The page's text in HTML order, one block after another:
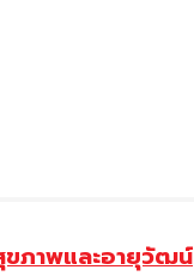
ขภาพและอายุวัฒน์